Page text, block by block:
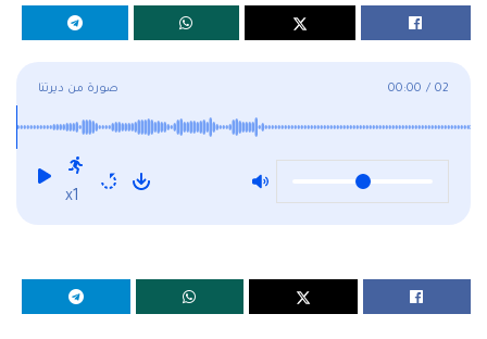
صورة من ديرتنا 00:00 / 02
x1